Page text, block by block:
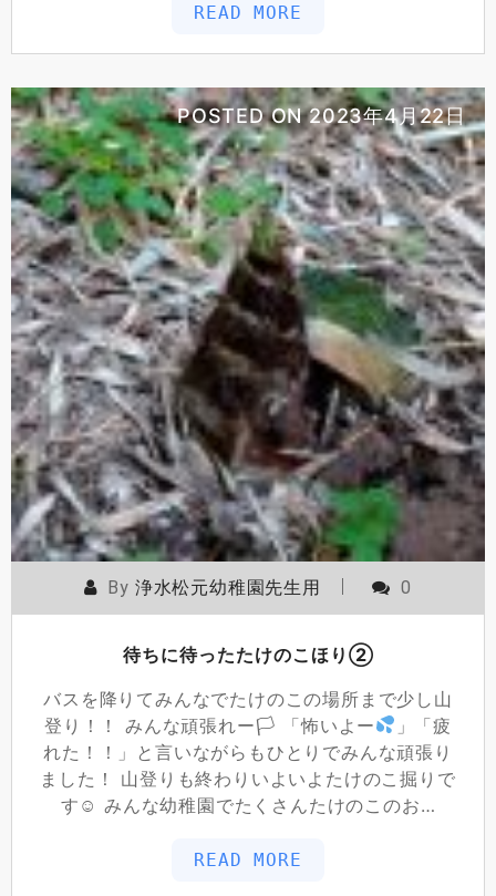
READ MORE
POSTED ON2023年4月22日
By 浄水松元幼稚園先生用 0
待ちに待ったたけのこほり②
バスを降りてみんなでたけのこの場所まで少し山
登り！！ みんな頑張れー🏳 「怖いよー
」「疲
れた！！」と言いながらもひとりでみんな頑張り
ました！ 山登りも終わりいよいよたけのこ掘りで
す☺ みんな幼稚園でたくさんたけのこのお…
READ MORE